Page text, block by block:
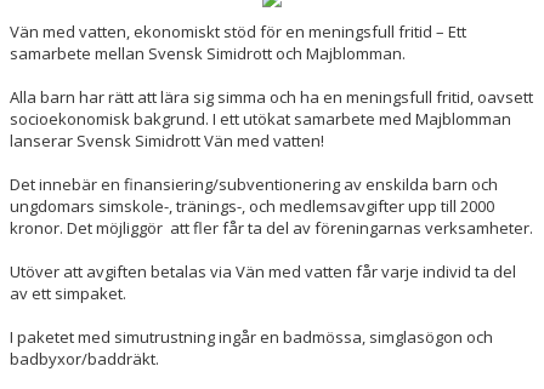
VÅRA GRUPPER/TRÄNARE
TRYGG FÖRENING
Vän med vatten, ekonomiskt stöd för en meningsfull fritid – Ett
samarbete mellan Svensk Simidrott och Majblomman.
Alla barn har rätt att lära sig simma och ha en meningsfull fritid, oavsett
socioekonomisk bakgrund. I ett utökat samarbete med Majblomman
lanserar Svensk Simidrott Vän med vatten!
Det innebär en finansiering/subventionering av enskilda barn och
ungdomars simskole-, tränings-, och medlemsavgifter upp till 2000
kronor. Det möjliggör att fler får ta del av föreningarnas verksamheter.
Utöver att avgiften betalas via Vän med vatten får varje individ ta del
av ett simpaket.
I paketet med simutrustning ingår en badmössa, simglasögon och
badbyxor/baddräkt.